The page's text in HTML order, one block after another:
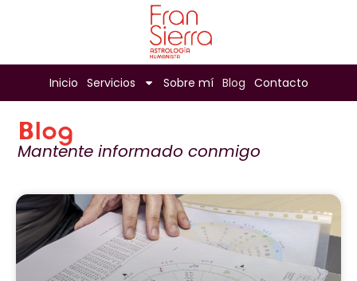
Inicio Servicios Sobre mí Blog Contacto
Blog
Mantente informado conmigo